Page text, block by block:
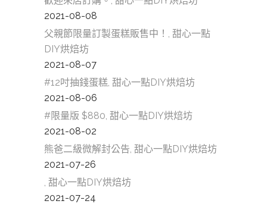
2021-08-08
父親節限量訂製蛋糕販售中！, 甜心一點
DIY烘焙坊
2021-08-07
#12吋抽錢蛋糕, 甜心一點DIY烘焙坊
2021-08-06
#限量版 $880, 甜心一點DIY烘焙坊
2021-08-02
熊爸二級微解封公告, 甜心一點DIY烘焙坊
2021-07-26
, 甜心一點DIY烘焙坊
2021-07-24